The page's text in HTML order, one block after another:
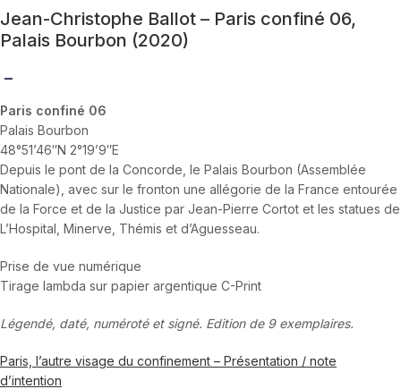
Jean-Christophe Ballot – Paris confiné 06,
Palais Bourbon (2020)
–
Paris confiné 06
Palais Bourbon
48°51’46″N 2°19’9″E
Depuis le pont de la Concorde, le Palais Bourbon (Assemblée
Nationale), avec sur le fronton une allégorie de la France entourée
de la Force et de la Justice par Jean-Pierre Cortot et les statues de
L’Hospital, Minerve, Thémis et d’Aguesseau.
Prise de vue numérique
Tirage lambda sur papier argentique C-Print
Légendé, daté, numéroté et signé. Edition de 9 exemplaires.
Paris, l’autre visage du confinement – Présentation / note
d’intention